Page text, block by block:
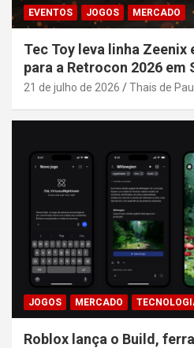
EVENTOS JOGOS MERCADO
Tec Toy leva linha
para a Retrocon 2026 em
21 de julho de 2026 Thais de
JOGOS MERCADO
Roblox lança o Build,